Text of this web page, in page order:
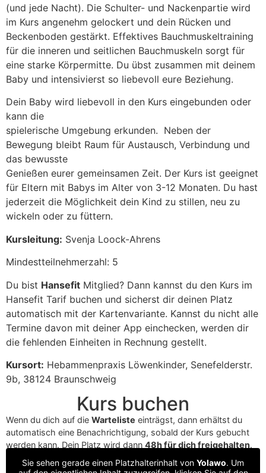
(und jede Nacht). Die Schulter- und Nackenpartie wird
im Kurs angenehm gelockert und dein Rücken und
Beckenboden gestärkt. Effektives Bauchmuskeltraining
für die inneren und seitlichen Bauchmuskeln sorgt für
eine starke Körpermitte. Du übst zusammen mit deinem
Baby und intensivierst so liebevoll eure Beziehung.
Dein Baby wird liebevoll in den Kurs eingebunden oder
kann die
spielerische Umgebung erkunden. Neben der
Bewegung bleibt Raum für Austausch, Verbindung und
das bewusste
Genießen eurer gemeinsamen Zeit. Der Kurs ist geeignet
für Eltern mit Babys im Alter von 3-12 Monaten. Du hast
jederzeit die Möglichkeit dein Kind zu stillen, neu zu
wickeln oder zu füttern.
Kursleitung: Svenja Loock-Ahrens
Mindestteilnehmerzahl: 5
Du bist Hansefit Mitglied? Dann kannst du den Kurs im
Hansefit Tarif buchen und sicherst dir deinen Platz
automatisch mit der Kartenvariante. Kannst du nicht alle
Termine davon mit deiner App einchecken, werden dir
die fehlenden Einheiten in Rechnung gestellt.
Kursort: Hebammenpraxis Löwenkinder, Senefelderstr.
9b, 38124 Braunschweig
Kurs buchen
Wenn du dich auf die Warteliste einträgst, dann erhältst du
automatisch eine Benachrichtigung, sobald der Kurs gebucht
werden kann. Dein Platz wird dann 48h für dich freigehalten.
Sie sehen gerade einen Platzhalterinhalt von Yolawo. Um